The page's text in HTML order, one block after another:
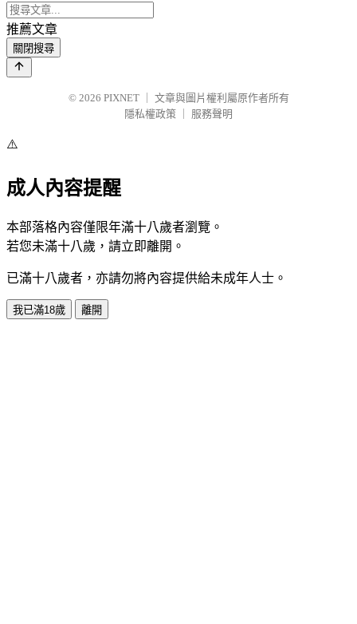
推薦文章
關閉搜尋
© 2026 PIXNET
文章與圖片權利屬原作者所有
隱私權政策
服務聲明
⚠️
成人內容提醒
本部落格內容僅限年滿十八歲者瀏覽。
若您未滿十八歲，請立即離開。
已滿十八歲者，亦請勿將內容提供給未成年人士。
我已滿18歲 離開